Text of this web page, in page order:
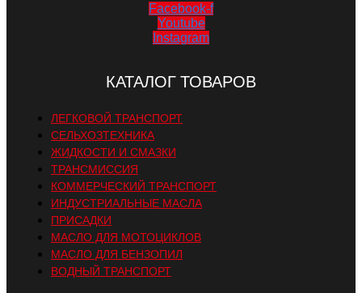
Facebook-f
Youtube
Instagram
КАТАЛОГ ТОВАРОВ
ЛЕГКОВОЙ ТРАНСПОРТ
СЕЛЬХОЗТЕХНИКА
ЖИДКОСТИ И СМАЗКИ
ТРАНСМИССИЯ
КОММЕРЧЕСКИЙ ТРАНСПОРТ
ИНДУСТРИАЛЬНЫЕ МАСЛА
ПРИСАДКИ
МАСЛО ДЛЯ МОТОЦИКЛОВ
МАСЛО ДЛЯ БЕНЗОПИЛ
ВОДНЫЙ ТРАНСПОРТ